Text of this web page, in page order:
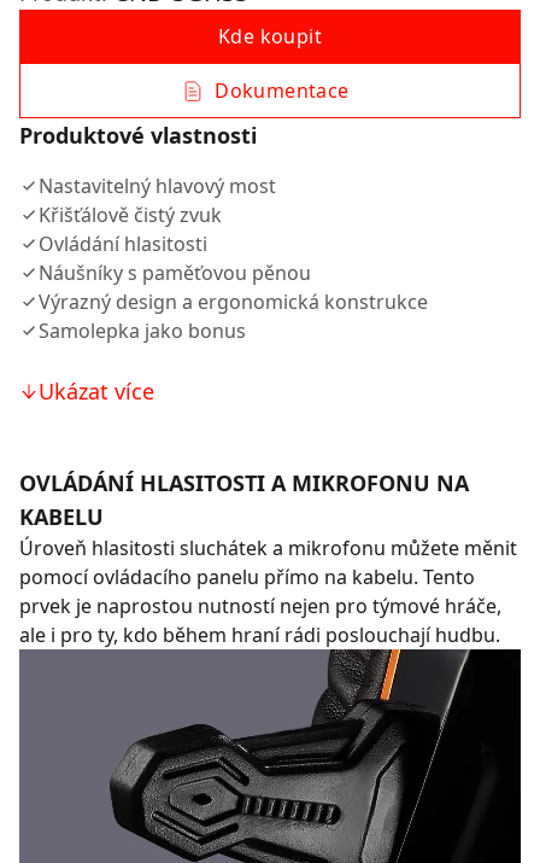
Kde koupit
Dokumentace
Produktové vlastnosti
Nastavitelný hlavový most
Křišťálově čistý zvuk
Ovládání hlasitosti
Náušníky s paměťovou pěnou
Výrazný design a ergonomická konstrukce
Samolepka jako bonus
Ukázat více
OVLÁDÁNÍ HLASITOSTI A MIKROFONU NA
KABELU
Úroveň hlasitosti sluchátek a mikrofonu můžete měnit
pomocí ovládacího panelu přímo na kabelu. Tento
prvek je naprostou nutností nejen pro týmové hráče,
ale i pro ty, kdo během hraní rádi poslouchají hudbu.